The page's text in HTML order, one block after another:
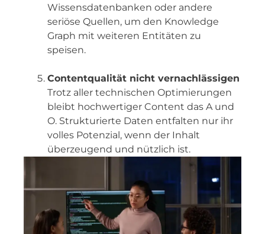
Wissensdatenbanken oder andere
seriöse Quellen, um den Knowledge
Graph mit weiteren Entitäten zu
speisen.
Contentqualität nicht vernachlässigen
Trotz aller technischen Optimierungen
bleibt hochwertiger Content das A und
O. Strukturierte Daten entfalten nur ihr
volles Potenzial, wenn der Inhalt
überzeugend und nützlich ist.